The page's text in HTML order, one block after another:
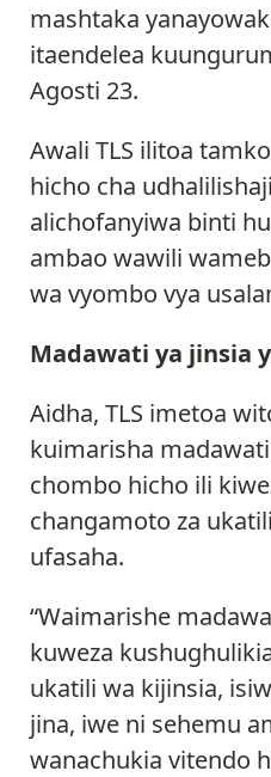
mashtaka
itaendelea
Agosti 23.
Awali TLS ilitoa
hicho cha
alichofanyiwa binti
ambao wawili
wa vyombo vya
Madawati ya jinsia
Aidha, TLS imetoa
kuimarisha
chombo hicho ili
changamoto za
ufasaha.
“Waimarishe
kuweza
ukatili wa kijinsia,
jina, iwe ni sehemu
wanachukia vitendo